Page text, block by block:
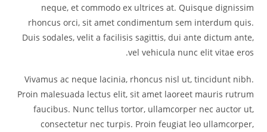
neque, et commodo ex ultrices at. Quisque dignissim
rhoncus orci, sit amet condimentum sem interdum quis.
Duis sodales, velit a facilisis sagittis, dui ante dictum ante,
vel vehicula nunc elit vitae eros.
Vivamus ac neque lacinia, rhoncus nisl ut, tincidunt nibh.
Proin malesuada lectus elit, sit amet laoreet mauris rutrum
faucibus. Nunc tellus tortor, ullamcorper nec auctor ut,
consectetur nec turpis. Proin feugiat leo ullamcorper,